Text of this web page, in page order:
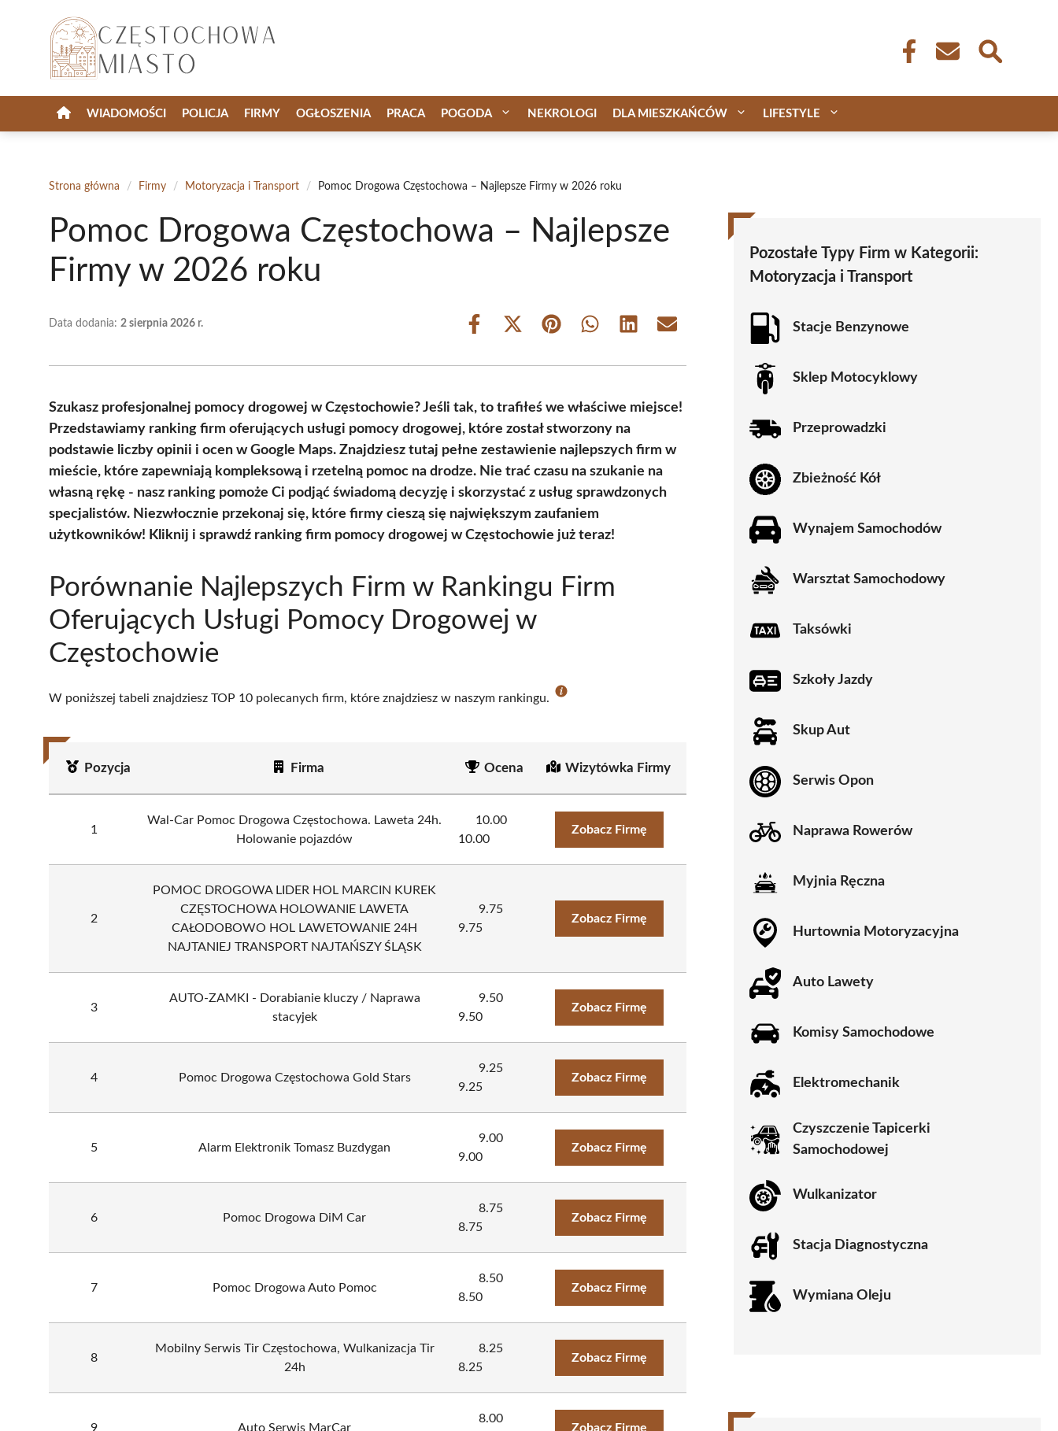
WIADOMOŚCI POLICJA FIRMY OGŁOSZENIA PRACA POGODA NEKROLOGI DLA MIESZKAŃCÓW LIFESTYLE
Strona główna / Firmy / Motoryzacja i Transport / Pomoc Drogowa Częstochowa – Najlepsze Firmy w 2026 roku
Pomoc Drogowa Częstochowa – Najlepsze
Firmy w 2026 roku
Data dodania: 2 sierpnia 2026 r.
Share
Share
(Twitter)
Share Share Share Share
Szukasz profesjonalnej pomocy drogowej w Częstochowie? Jeśli tak, to trafiłeś we właściwe miejsce!
Przedstawiamy ranking firm oferujących usługi pomocy drogowej, które został stworzony na
podstawie liczby opinii i ocen w Google Maps. Znajdziesz tutaj pełne zestawienie najlepszych firm w
mieście, które zapewniają kompleksową i rzetelną pomoc na drodze. Nie trać czasu na szukanie na
własną rękę - nasz ranking pomoże Ci podjąć świadomą decyzję i skorzystać z usług sprawdzonych
specjalistów. Niezwłocznie przekonaj się, które firmy cieszą się największym zaufaniem
użytkowników! Kliknij i sprawdź ranking firm pomocy drogowej w Częstochowie już teraz!
Porównanie Najlepszych Firm w Rankingu Firm
Oferujących Usługi Pomocy Drogowej w
Częstochowie
W poniższej tabeli znajdziesz TOP 10 polecanych firm, które znajdziesz w naszym rankingu.
Pozycja Firma Ocena Wizytówka Firmy
1
Wal-Car Pomoc Drogowa Częstochowa. Laweta 24h.
Holowanie pojazdów
10.00
10.00
Zobacz Firmę
2
POMOC DROGOWA LIDER HOL MARCIN KUREK
CZĘSTOCHOWA HOLOWANIE LAWETA
CAŁODOBOWO HOL LAWETOWANIE 24H
NAJTANIEJ TRANSPORT NAJTAŃSZY ŚLĄSK
9.75
9.75
Zobacz Firmę
3
AUTO-ZAMKI - Dorabianie kluczy / Naprawa
stacyjek
9.50
9.50
Zobacz Firmę
4 Pomoc Drogowa Częstochowa Gold Stars
9.25
9.25
Zobacz Firmę
5 Alarm Elektronik Tomasz Buzdygan
9.00
9.00
Zobacz Firmę
6 Pomoc Drogowa DiM Car
8.75
8.75
Zobacz Firmę
7 Pomoc Drogowa Auto Pomoc
8.50
8.50
Zobacz Firmę
8
Mobilny Serwis Tir Częstochowa, Wulkanizacja Tir
24h
8.25
8.25
Zobacz Firmę
9 Auto Serwis MarCar
8.00
Zobacz Firmę
Pozostałe Typy Firm w Kategorii:
Motoryzacja i Transport
Stacje Benzynowe
Sklep Motocyklowy
Przeprowadzki
Zbieżność Kół
Wynajem Samochodów
Warsztat Samochodowy
Taksówki
Szkoły Jazdy
Skup Aut
Serwis Opon
Naprawa Rowerów
Myjnia Ręczna
Hurtownia Motoryzacyjna
Auto Lawety
Komisy Samochodowe
Elektromechanik
Czyszczenie Tapicerki
Samochodowej
Wulkanizator
Stacja Diagnostyczna
Wymiana Oleju